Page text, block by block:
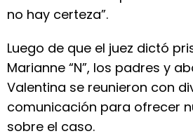
no hay certeza”.
Luego de que el juez dictó
Marianne “N”, los padres y
Valentina se reunieron con
comunicación para ofrecer
sobre el caso.